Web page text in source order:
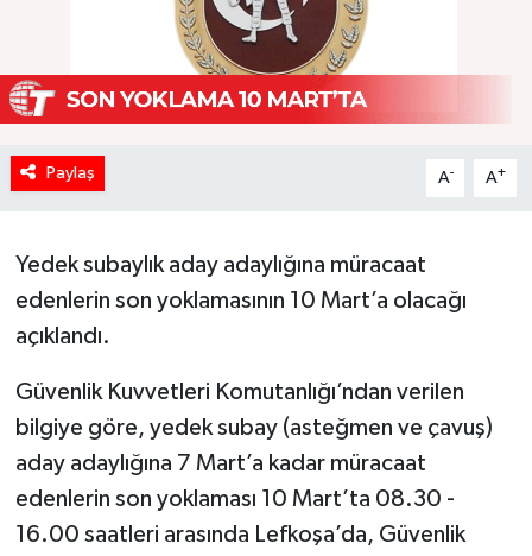
Paylaş A- A+
Yedek subaylık aday adaylığına müracaat
edenlerin son yoklamasının 10 Mart’a olacağı
açıklandı.
Güvenlik Kuvvetleri Komutanlığı’ndan verilen
bilgiye göre, yedek subay (asteğmen ve çavuş)
aday adaylığına 7 Mart’a kadar müracaat
edenlerin son yoklaması 10 Mart’ta 08.30 -
16.00 saatleri arasında Lefkoşa’da, Güvenlik